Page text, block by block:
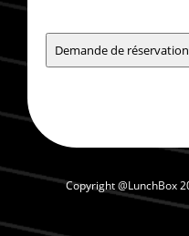
Demande de réservation
Copyright @LunchBox